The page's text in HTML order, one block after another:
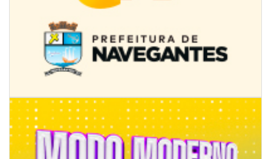
08/08/2026 | 07:00
8º Capoezade promove semana de oficinas gratuitas e atividades
culturais em Itajaí
GERAL